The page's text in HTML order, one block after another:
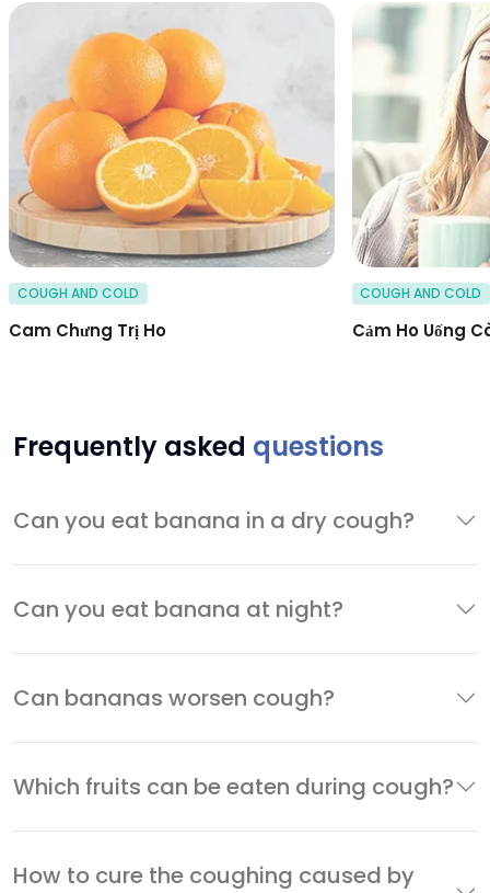
Steamed Orange
COUGH AND COLD
Cam Chưng Trị Ho
COUGH AND COLD
Cảm Ho Uống
Frequently asked questions
Can you eat banana in a dry cough?
Can you eat banana at night?
Can bananas worsen cough?
Which fruits can be eaten during cough?
How to cure the coughing caused by